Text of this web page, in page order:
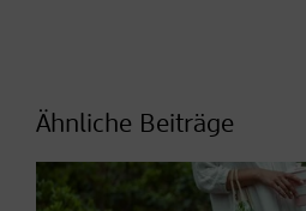
Ähnliche Beiträge